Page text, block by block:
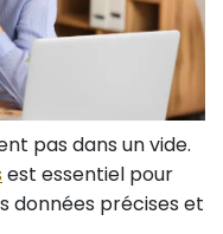
pas dans un vide.
est essentiel pour
données précises et